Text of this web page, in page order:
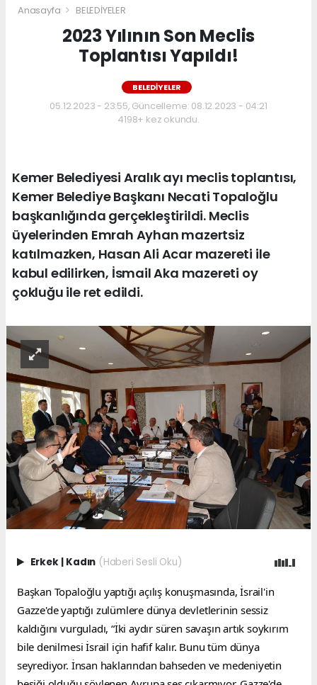
Anasayfa BELEDİYELER
2023 Yılının Son Meclis
Toplantısı Yapıldı!
BELEDİYELER
05.12.2023 - 23:55, Güncelleme: 08.12.2023 - 04:21
4198+ kez okundu.
Kemer Belediyesi Aralık ayı meclis toplantısı,
Kemer Belediye Başkanı Necati Topaloğlu
başkanlığında gerçekleştirildi. Meclis
üyelerinden Emrah Ayhan mazertsiz
katılmazken, Hasan Ali Acar mazereti ile
kabul edilirken, İsmail Aka mazereti oy
çokluğu ile ret edildi.
Erkek Kadın (Haberi Sesli Oku)
Başkan Topaloğlu yaptığı açılış konuşmasında, İsrail'in
Gazze'de yaptığı zulümlere dünya devletlerinin sessiz
kaldığını vurguladı, “İki aydır süren savaşın artık soykırım
bile denilmesi İsrail için hafif kalır. Bunu tüm dünya
seyrediyor. İnsan haklarından bahseden ve medeniyetin